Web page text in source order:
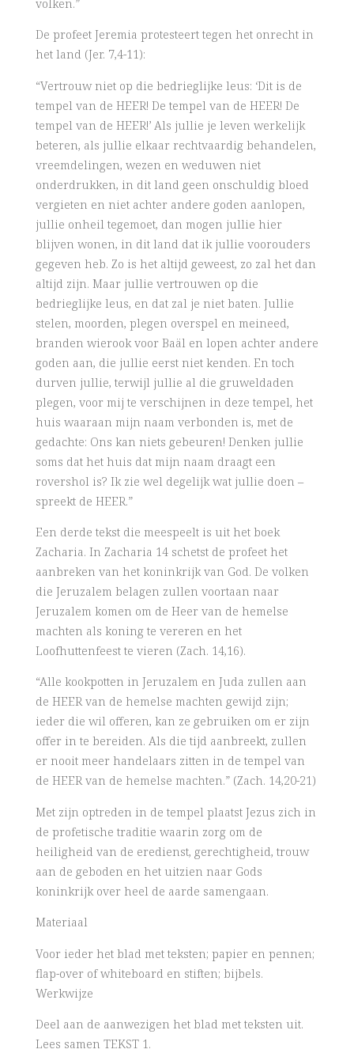
volken.”
De profeet Jeremia protesteert tegen het onrecht in
het land (Jer. 7,4-11):
“Vertrouw niet op die bedrieglijke leus: ‘Dit is de
tempel van de HEER! De tempel van de HEER! De
tempel van de HEER!’ Als jullie je leven werkelijk
beteren, als jullie elkaar rechtvaardig behandelen,
vreemdelingen, wezen en weduwen niet
onderdrukken, in dit land geen onschuldig bloed
vergieten en niet achter andere goden aanlopen,
jullie onheil tegemoet, dan mogen jullie hier
blijven wonen, in dit land dat ik jullie voorouders
gegeven heb. Zo is het altijd geweest, zo zal het dan
altijd zijn. Maar jullie vertrouwen op die
bedrieglijke leus, en dat zal je niet baten. Jullie
stelen, moorden, plegen overspel en meineed,
branden wierook voor Baäl en lopen achter andere
goden aan, die jullie eerst niet kenden. En toch
durven jullie, terwijl jullie al die gruweldaden
plegen, voor mij te verschijnen in deze tempel, het
huis waaraan mijn naam verbonden is, met de
gedachte: Ons kan niets gebeuren! Denken jullie
soms dat het huis dat mijn naam draagt een
rovershol is? Ik zie wel degelijk wat jullie doen –
spreekt de HEER.”
Een derde tekst die meespeelt is uit het boek
Zacharia. In Zacharia 14 schetst de profeet het
aanbreken van het koninkrijk van God. De volken
die Jeruzalem belagen zullen voortaan naar
Jeruzalem komen om de Heer van de hemelse
machten als koning te vereren en het
Loofhuttenfeest te vieren (Zach. 14,16).
“Alle kookpotten in Jeruzalem en Juda zullen aan
de HEER van de hemelse machten gewijd zijn;
ieder die wil offeren, kan ze gebruiken om er zijn
offer in te bereiden. Als die tijd aanbreekt, zullen
er nooit meer handelaars zitten in de tempel van
de HEER van de hemelse machten.” (Zach. 14,20-21)
Met zijn optreden in de tempel plaatst Jezus zich in
de profetische traditie waarin zorg om de
heiligheid van de eredienst, gerechtigheid, trouw
aan de geboden en het uitzien naar Gods
koninkrijk over heel de aarde samengaan.
Materiaal
Voor ieder het blad met teksten; papier en pennen;
flap-over of whiteboard en stiften; bijbels.
Werkwijze
Deel aan de aanwezigen het blad met teksten uit.
Lees samen TEKST 1.